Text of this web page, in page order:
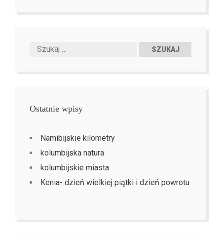
Ostatnie wpisy
Namibijskie kilometry
kolumbijska natura
kolumbijskie miasta
Kenia- dzień wielkiej piątki i dzień powrotu